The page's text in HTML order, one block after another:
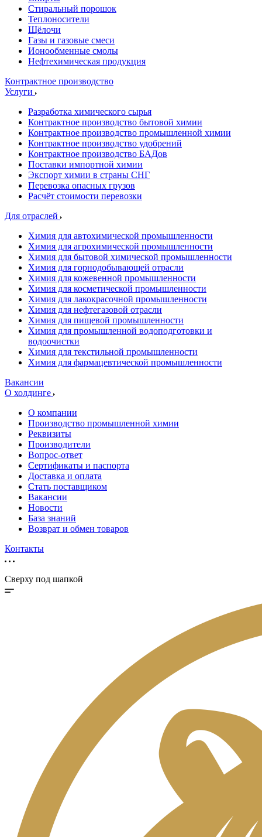
Стиральный порошок
Теплоносители
Щёлочи
Газы и газовые смеси
Ионообменные смолы
Нефтехимическая продукция
Контрактное производство
Услуги
Разработка химического сырья
Контрактное производство бытовой химии
Контрактное производство промышленной химии
Контрактное производство удобрений
Контрактное производство БАДов
Поставки импортной химии
Экспорт химии в страны СНГ
Перевозка опасных грузов
Расчёт стоимости перевозки
Для отраслей
Химия для автохимической промышленности
Химия для агрохимической промышленности
Химия для бытовой химической промышленности
Химия для горнодобывающей отрасли
Химия для кожевенной промышленности
Химия для косметической промышленности
Химия для лакокрасочной промышленности
Химия для нефтегазовой отрасли
Химия для пищевой промышленности
Химия для промышленной водоподготовки и
водоочистки
Химия для текстильной промышленности
Химия для фармацевтической промышленности
Вакансии
О холдинге
О компании
Производство промышленной химии
Реквизиты
Производители
Вопрос-ответ
Сертификаты и паспорта
Доставка и оплата
Стать поставщиком
Вакансии
Новости
База знаний
Возврат и обмен товаров
Контакты
Сверху под шапкой